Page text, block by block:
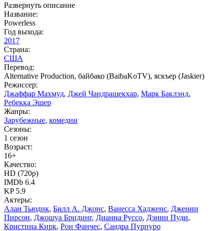
Развернуть описание
Название:
Powerless
Год выхода:
2017
Страна:
США
Перевод:
Alternative Production, байбако (BaibaKoTV), яскъер (Jaskier)
Режиссер:
Джаффар Махмуд, Джей Чандрашекхар, Марк Баклэнд,
Ребекка Эшер
Жанры:
Зарубежные, комедии
Сезоны:
1 сезон
Возраст:
16+
Качество:
HD (720p)
IMDb 6.4
KP 5.9
Актеры:
Алан Тьюдик, Билл А. Джонс, Ванесса Хадженс, Дженни
Пирсон, Джошуа Бридинг, Дианна Руссо, Дэнни Пуди,
Кристина Кирк, Рон Фанчес, Сандра Пурпуро